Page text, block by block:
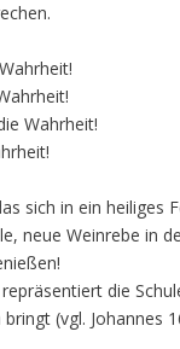
Wahrheit!
sich in ein
neue Weinrebe in
die
(vgl. Johannes